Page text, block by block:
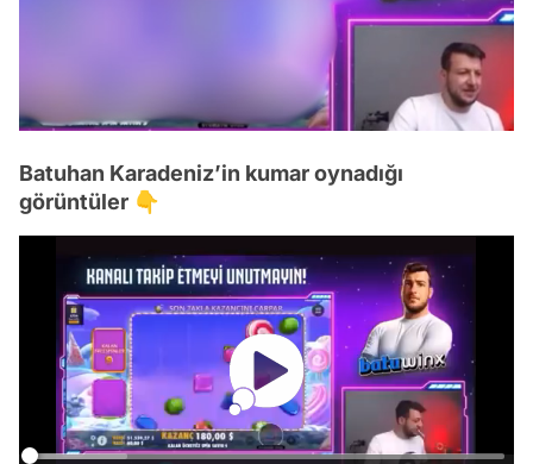
Batuhan Karadeniz’in kumar oynadığı
görüntüler 👇